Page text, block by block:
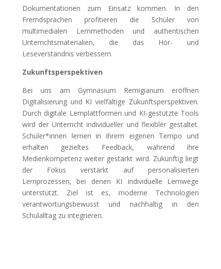
Dokumentationen zum Einsatz kommen. In den
Fremdsprachen profitieren die Schüler von
multimedialen Lernmethoden und authentischen
Unterrichtsmaterialien, die das Hör- und
Leseverständnis verbessern.
Zukunftsperspektiven
Bei uns am Gymnasium Remigianum eröffnen
Digitalisierung und KI vielfältige Zukunftsperspektiven.
Durch digitale Lernplattformen und KI-gestützte Tools
wird der Unterricht individueller und flexibler gestaltet.
Schüler*innen lernen in ihrem eigenen Tempo und
erhalten gezieltes Feedback, während ihre
Medienkompetenz weiter gestärkt wird. Zukünftig liegt
der Fokus verstärkt auf personalisierten
Lernprozessen, bei denen KI individuelle Lernwege
unterstützt. Ziel ist es, moderne Technologien
verantwortungsbewusst und nachhaltig in den
Schulalltag zu integrieren.